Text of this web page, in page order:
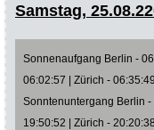
Samstag,
Sonnenaufgang Berlin -
06:02:57 | Zürich - 06:35:49
Sonntenuntergang Berlin
19:50:52 | Zürich - 20:20:38